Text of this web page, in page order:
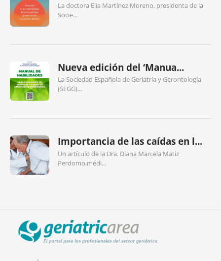
La doctora Elia Martínez Moreno, presidenta de la
Socie...
Nueva edición del ‘Manua...
La Sociedad Española de Geriatría y Gerontología
(SEGG)...
Importancia de las caídas en l...
Un artículo de la Dra. Diana Marcela Matiz
Perdomo,médi...